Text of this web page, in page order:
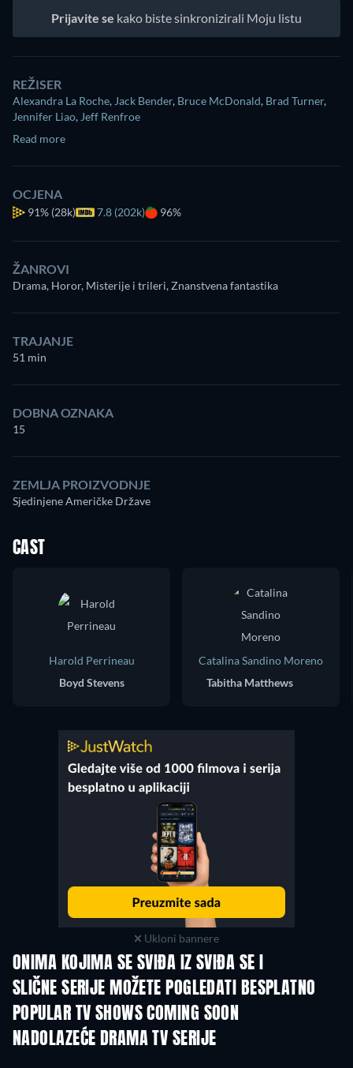
Prijavite se kako biste sinkronizirali Moju listu
REŽISER
Alexandra La Roche, Jack Bender, Bruce McDonald, Brad Turner,
Jennifer Liao, Jeff Renfroe
Read more
OCJENA
91% (28k) 7.8 (202k) 96%
ŽANROVI
Drama, Horor, Misterije i trileri, Znanstvena fantastika
TRAJANJE
51 min
DOBNA OZNAKA
15
ZEMLJA PROIZVODNJE
Sjedinjene Američke Države
CAST
Harold Perrineau
Boyd Stevens
Catalina Sandino Moreno
Tabitha Matthews
Ukloni bannere
ONIMA KOJIMA SE SVIĐA IZ SVIĐA SE I
TV TV
SLIČNE SERIJE MOŽETE POGLEDATI BESPLATNO
TV
POPULAR TV SHOWS COMING SOON
TV TV
NADOLAZEĆE DRAMA TV SERIJE
Sezona 2 Sezona 1